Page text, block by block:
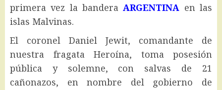
primera vez la banderaARGENTINA en las
islas Malvinas.
El coronel Daniel Jewit, comandante de
nuestra fragata Heroína, toma posesión
pública y solemne, con salvas de 21
cañonazos, en nombre del gobierno de